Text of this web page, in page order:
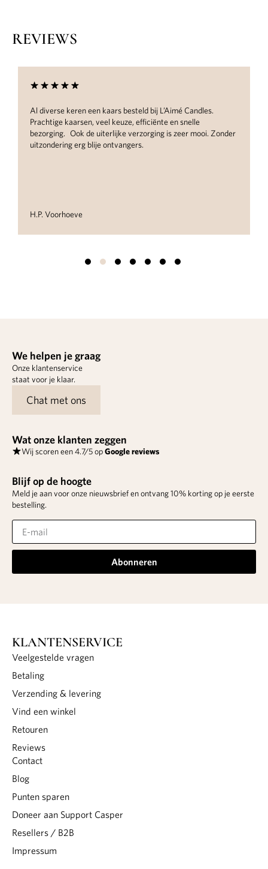
REVIEWS
Zonder
Wow, prachtige producten, geweldig verpakt en met
handgeschreven notitie erbij voor het bruidspaar.
te raden als kado!
We helpen je graag
Onze klantenservice
staat voor je klaar.
Chat met ons
Wat onze klanten zeggen
Wij scoren een 4.7/5 opGoogle reviews
Blijf op de hoogte
Meld je aan voor onze nieuwsbrief en ontvang 10% korting op je eerste
bestelling.
Abonneren
KLANTENSERVICE
Veelgestelde vragen
Betaling
Verzending & levering
Vind een winkel
Retouren
Reviews
Contact
Blog
Punten sparen
Doneer aan Support Casper
Resellers / B2B
Impressum